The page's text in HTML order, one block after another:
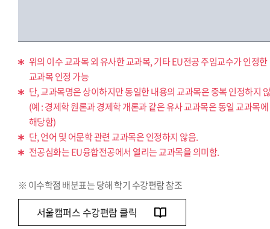
위의 이수 교과목 외 유사한 교과목, 기타 EU전공 주임교수가 인정한
교과목 인정 가능
단, 교과목명은 상이하지만 동일한 내용의 교과목은 중복 인정하지
(예 : 경제학 원론과 경제학 개론과 같은 유사 교과목은 동일 교과목에
해당함)
단, 언어 및 어문학 관련 교과목은 인정하지 않음.
전공심화는 EU융합전공에서 열리는 교과목을 의미함.
※ 이수학점 배분표는 당해 학기 수강편람 참조
서울캠퍼스 수강편람 클릭